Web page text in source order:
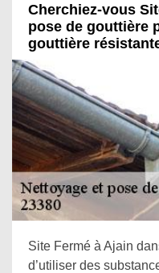
Cherchiez-vous
pose de gouttière
gouttière
Site Fermé à Ajain
d’utiliser des